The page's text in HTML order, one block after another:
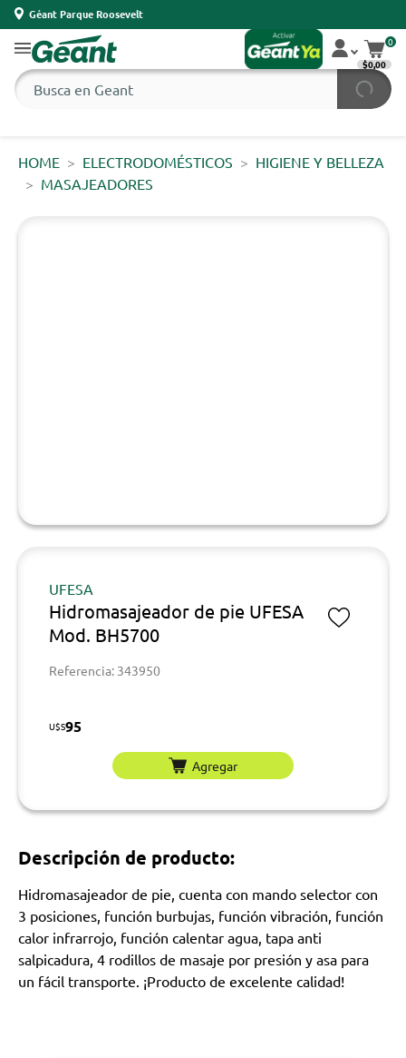
Géant Parque Roosevelt
0
$0,00
HOME ELECTRODOMÉSTICOS
HIGIENE Y BELLEZA
MASAJEADORES
UFESA
Hidromasajeador de pie UFESA
Mod. BH5700
Referencia: 343950
U$S95
Agregar
Descripción de producto:
Hidromasajeador de pie, cuenta con mando selector con
3 posiciones, función burbujas, función vibración, función
calor infrarrojo, función calentar agua, tapa anti
salpicadura, 4 rodillos de masaje por presión y asa para
un fácil transporte. ¡Producto de excelente calidad!